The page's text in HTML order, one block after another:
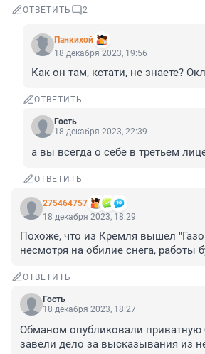
ОТВЕТИТЬ 2
Панкихой
18 декабря 2023, 19:56
Как он там, кстати, не знаете?
ОТВЕТИТЬ
Гость
18 декабря 2023, 22:39
а вы всегда о себе в третьем
ОТВЕТИТЬ
275464757
18 декабря 2023, 18:29
Похоже, что из Кремля вышел
несмотря на обилие снега, работы
ОТВЕТИТЬ
Гость
18 декабря 2023, 18:27
Обманом опубликовали приватную
завели дело за высказывания из